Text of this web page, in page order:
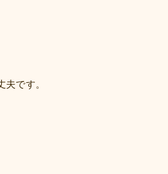
です。